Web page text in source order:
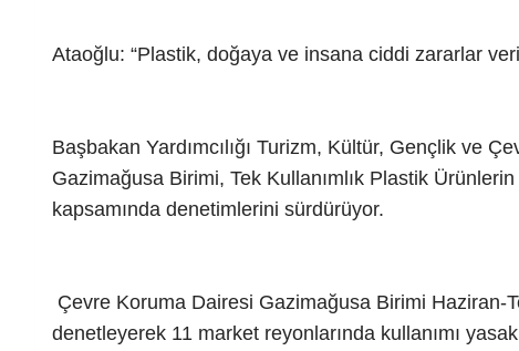
Ataoğlu: “Plastik, doğaya ve insana ciddi zararlar
Başbakan Yardımcılığı Turizm, Kültür, Gençlik ve
Gazimağusa Birimi, Tek Kullanımlık Plastik
kapsamında denetimlerini sürdürüyor.
Çevre Koruma Dairesi Gazimağusa Birimi Haziran-
denetleyerek 11 market reyonlarında kullanımı